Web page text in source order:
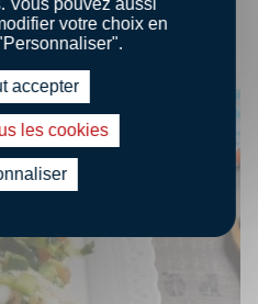
DE CAROTTES ET
votre choix en
accepter
les cookies